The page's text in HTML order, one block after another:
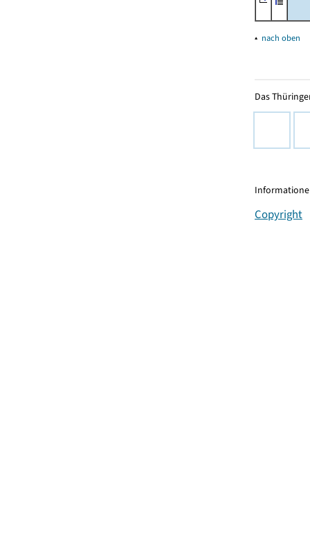
▴ nach oben
Das
Copyright